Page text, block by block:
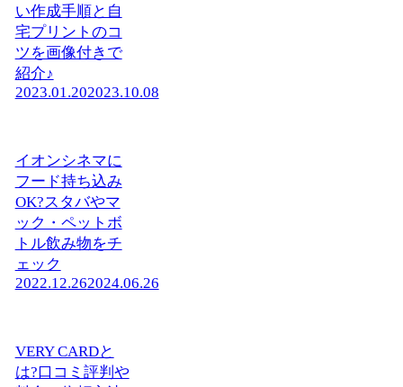
い作成手順と自
宅プリントのコ
ツを画像付きで
紹介♪
2023.01.202023.10.08
イオンシネマに
フード持ち込み
OK?スタバやマ
ック・ペットボ
トル飲み物をチ
ェック
2022.12.262024.06.26
VERY CARDと
は?口コミ評判や